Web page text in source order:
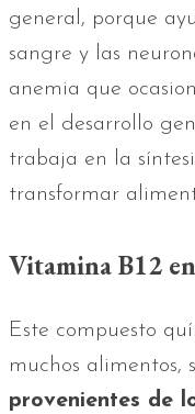
general, porque
sangre y las
anemia que
en el desarrollo
trabaja en la
transformar
Vitamina B12
Este compuesto
muchos alimentos,
provenientes de